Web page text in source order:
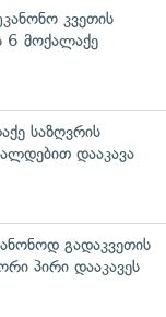
კვეთის
6 მოქალაქე
საზღვრის
დააკავა
გადაკვეთის
პირი დააკავეს